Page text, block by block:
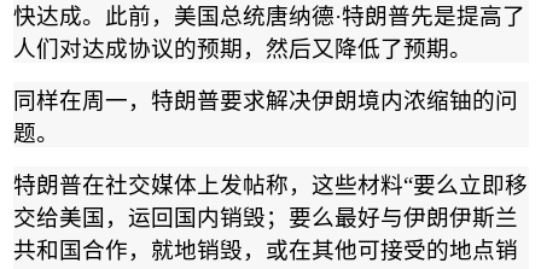
快达成。此前，美国总统唐纳德·特朗普先是提高了
人们对达成协议的预期，然后又降低了预期。
同样在周一，特朗普要求解决伊朗境内浓缩铀的问
题。
特朗普在社交媒体上发帖称，这些材料“要么立即移
交给美国，运回国内销毁；要么最好与伊朗伊斯兰
共和国合作，就地销毁，或在其他可接受的地点销